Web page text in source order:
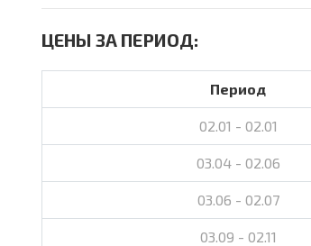
ЦЕНЫ ЗА ПЕРИОД:
Период
02.01 - 02.01
03.04 - 02.06
03.06 - 02.07
03.09 - 02.11